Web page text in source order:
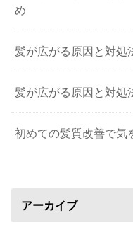
め
髪が広がる原因と対処
髪が広がる原因と対処
初めての髪質改善で気
アーカイブ